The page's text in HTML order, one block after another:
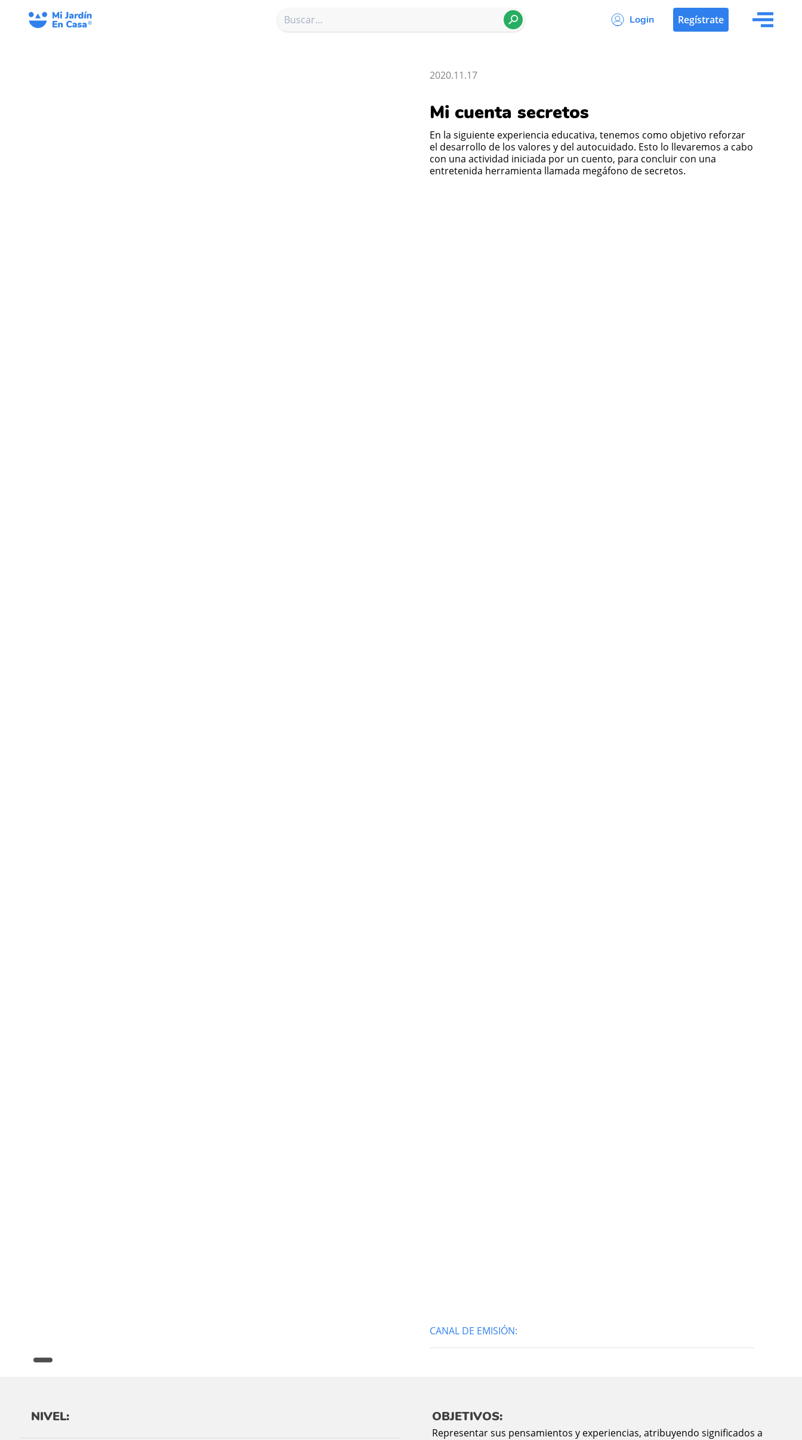
Login Regístrate
2020.11.17
Mi cuenta secretos
En la siguiente experiencia educativa, tenemos como objetivo reforzar
el desarrollo de los valores y del autocuidado. Esto lo llevaremos a cabo
con una actividad iniciada por un cuento, para concluir con una
entretenida herramienta llamada megáfono de secretos.
CANAL DE EMISIÓN:
NIVEL: OBJETIVOS:
Representar sus pensamientos y experiencias, atribuyendo significados a